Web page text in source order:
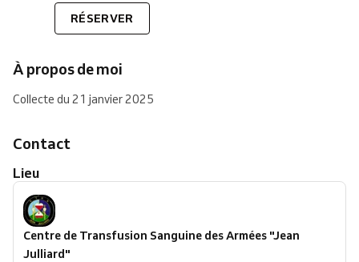
RÉSERVER
À propos de moi
Collecte du 21 janvier 2025
Contact
Lieu
Centre de Transfusion Sanguine des Armées "Jean
Julliard"